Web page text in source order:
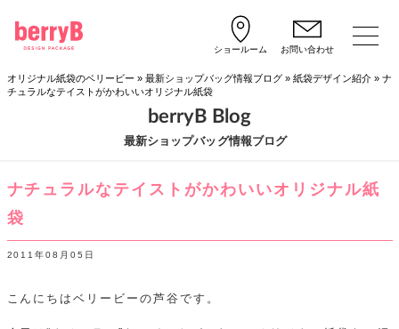
ショールーム お問い合わせ
オリジナル紙袋のベリービー » 最新ショップバッグ情報ブログ» 紙袋デザイン紹介» ナ
チュラルなテイストがかわいいオリジナル紙袋
最新ショップバッグ情報ブログ
berryB Blog
ナチュラルなテイストがかわいいオリジナル紙
袋
2011年08月05日
こんにちはベリービーの芦谷です。